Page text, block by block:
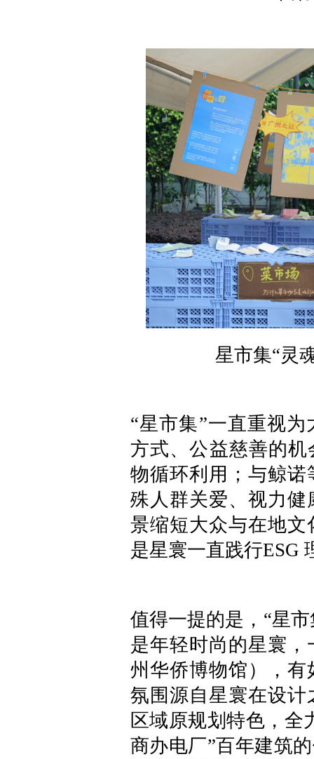
星市集“灵
“星市集”一直重视
方式、公益慈善的
物循环利用；与鲸
殊人群关爱、视力
景缩短大众与在地
是星寰一直践行ESG
值得一提的是，“星
是年轻时尚的星寰
州华侨博物馆），
氛围源自星寰在设
区域原规划特色，全
商办电厂”百年建筑